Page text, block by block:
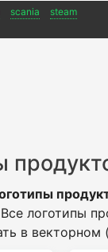
scania steam
логотипы
в векторном